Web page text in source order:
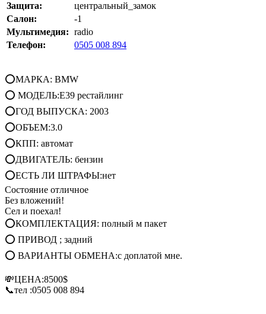
Защита:
центральный_замок
Салон:
-1
Мультимедия: radio
Телефон:
0505 008 894
⭕МАРКА: BMW
⭕ МОДЕЛЬ:E39 рестайлинг
⭕ГОД ВЫПУСКА: 2003
⭕ОБЪЕМ:3.0
⭕КПП: автомат
⭕ДВИГАТЕЛЬ: бензин
⭕ЕСТЬ ЛИ ШТРАФЫ:нет
Состояние отличное
Без вложений!
Сел и поехал!
⭕КОМПЛЕКТАЦИЯ: полный м пакет
⭕ ПРИВОД ; задний
⭕ ВАРИАНТЫ ОБМЕНА:с доплатой мне.
💸ЦЕНА:8500$
📞тел :0505 008 894